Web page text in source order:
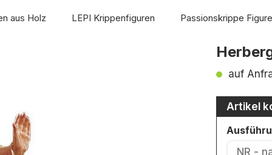
aus Holz LEPI Krippenfiguren Passionskrippe
auf
Artikel
NR -